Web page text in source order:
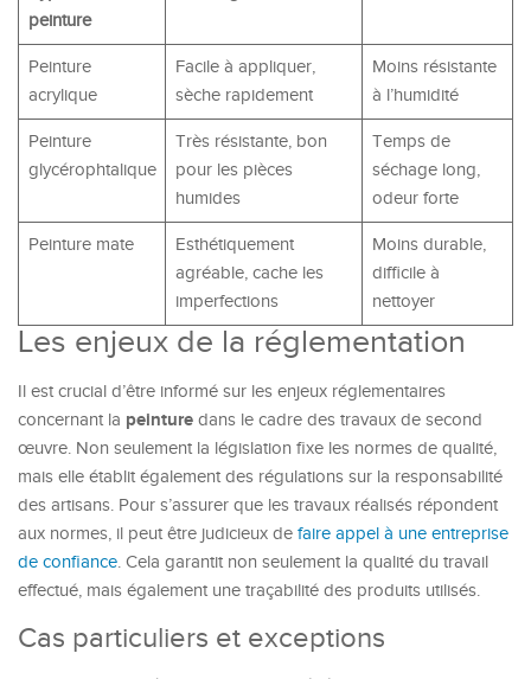
peinture
Peinture
acrylique
Facile à appliquer,
sèche rapidement
Moins résistante
à l’humidité
Peinture
glycérophtalique
Très résistante, bon
pour les pièces
humides
Temps de
séchage long,
odeur forte
Peinture mate
Esthétiquement
agréable, cache les
imperfections
Moins durable,
difficile à
nettoyer
Les enjeux de la réglementation
Il est crucial d’être informé sur les enjeux réglementaires
concernant la peinture dans le cadre des travaux de second
œuvre. Non seulement la législation fixe les normes de qualité,
mais elle établit également des régulations sur la responsabilité
des artisans. Pour s’assurer que les travaux réalisés répondent
aux normes, il peut être judicieux de faire appel à une entreprise
de confiance. Cela garantit non seulement la qualité du travail
effectué, mais également une traçabilité des produits utilisés.
Cas particuliers et exceptions